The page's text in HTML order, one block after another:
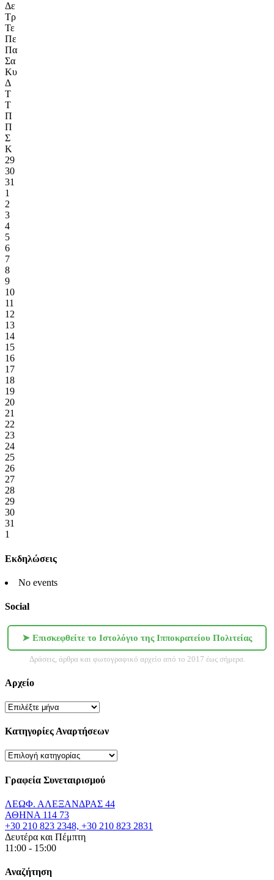
Δε
Τρ
Τε
Πε
Πα
Σα
Κυ
Δ
Τ
Τ
Π
Π
Σ
Κ
29
30
31
1
2
3
4
5
6
7
8
9
10
11
12
13
14
15
16
17
18
19
20
21
22
23
24
25
26
27
28
29
30
31
1
Εκδηλώσεις
No events
Social
➤ Επισκεφθείτε το Ιστολόγιο της Ιπποκρατείου Πολιτείας
Δράσεις, άρθρα και φωτογραφικό αρχείο από το 2017 έως σήμερα.
Αρχείο
Αρχείο
Κατηγορίες Αναρτήσεων
Κατηγορίες
Γραφεία Συνεταιρισμού
ΛΕΩΦ. ΑΛΕΞΑΝΔΡΑΣ 44
ΑΘΗΝΑ 114 73
+30 210 823 2348, +30 210 823 2831
Δευτέρα και Πέμπτη
11:00 - 15:00
Αναζήτηση